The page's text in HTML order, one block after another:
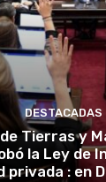
DESTACADAS
Tierras y
la Ley de
privada : en